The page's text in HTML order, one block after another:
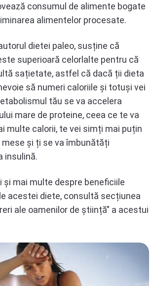
consumul de alimente bogate
alimentelor procesate.
dietei paleo, susține că
superioară celorlalte pentru că
sațietate, astfel că dacă ții dieta
să numeri caloriile și totuși vei
tău se va accelera
mare de proteine, ceea ce te va
multe calorii, te vei simți mai puțin
și ți se va îmbunătăți
insulină.
și mai multe despre beneficiile
acestei diete, consultă secțiunea
ale oamenilor de știință” a acestui